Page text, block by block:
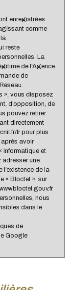
pour
enregistrées
comme
reste
La
de l'Agence
de
», vous disposez
d’opposition, de
pouvez retirer
directement
fr pour plus
après avoir
Informatique et
adresser une
de la
« Bloctel », sur
nous
dans le
de
Google